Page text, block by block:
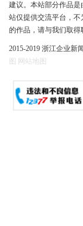
建议。本站部分作品
站仅提供交流平台，
的作品，请与我们取得
2015-2019 浙江企业新
图
网站地图